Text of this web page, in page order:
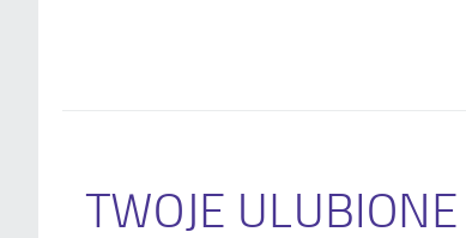
TWOJE